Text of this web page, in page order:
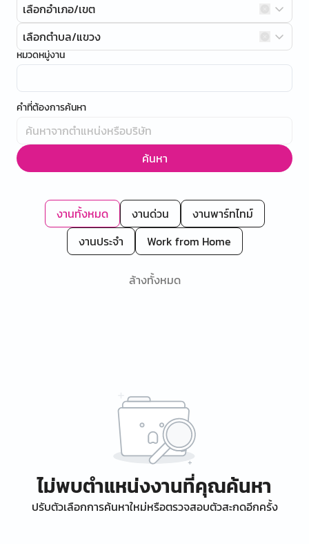
เลือกอำเภอ/เขต
เลือกตำบล/แขวง
หมวดหมู่งาน
คำที่ต้องการค้นหา
ค้นหา
งานทั้งหมด งานด่วน
งานพาร์ทไทม์
งานประจำ
Work from Home
ล้างทั้งหมด
ไม่พบตำแหน่งงานที่คุณค้นหา
ปรับตัวเลือกการค้นหาใหม่หรือตรวจสอบตัวสะกดอีกครั้ง